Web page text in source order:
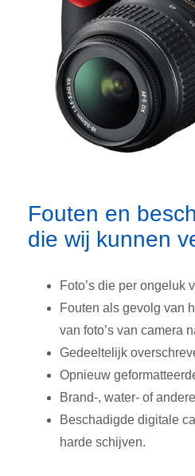
Fouten en
die wij kunnen
Foto’s die per ongeluk
Fouten als gevolg van
van foto’s van camera
Gedeeltelijk
Opnieuw
Brand-, water- of
Beschadigde digitale
harde schijven.